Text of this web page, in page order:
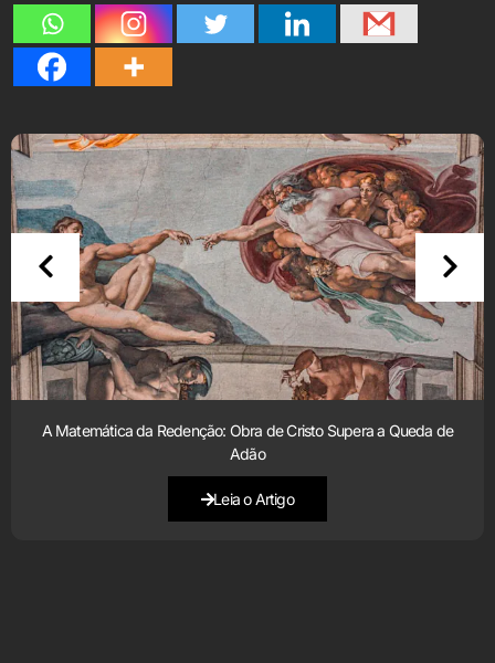
A Matemática da Redenção: Obra de Cristo Supera a Queda de
Adão
Leia o Artigo